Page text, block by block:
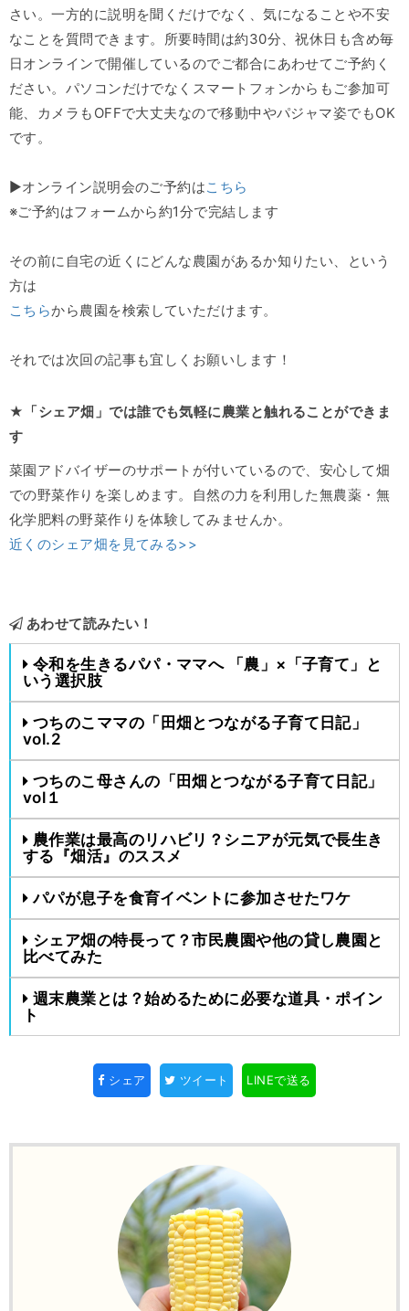
さい。一方的に説明を聞くだけでなく、気になることや不安
なことを質問できます。所要時間は約30分、祝休日も含め毎
日オンラインで開催しているのでご都合にあわせてご予約く
ださい。パソコンだけでなくスマートフォンからもご参加可
能、カメラもOFFで大丈夫なので移動中やパジャマ姿でもOK
です。
▶オンライン説明会のご予約はこちら
※ご予約はフォームから約1分で完結します
その前に自宅の近くにどんな農園があるか知りたい、という
方は
こちらから農園を検索していただけます。
それでは次回の記事も宜しくお願いします！
★「シェア畑」では誰でも気軽に農業と触れることができま
す
菜園アドバイザーのサポートが付いているので、安心して畑
での野菜作りを楽しめます。自然の力を利用した無農薬・無
化学肥料の野菜作りを体験してみませんか。
近くのシェア畑を見てみる>>
あわせて読みたい！
令和を生きるパパ・ママへ 「農」×「子育て」と
いう選択肢
つちのこママの「田畑とつながる子育て日記」
vol.2
つちのこ母さんの「田畑とつながる子育て日記」
vol１
農作業は最高のリハビリ？シニアが元気で長生き
する『畑活』のススメ
パパが息子を食育イベントに参加させたワケ
シェア畑の特長って？市民農園や他の貸し農園と
比べてみた
週末農業とは？始めるために必要な道具・ポイン
ト
シェア ツイート LINEで送る